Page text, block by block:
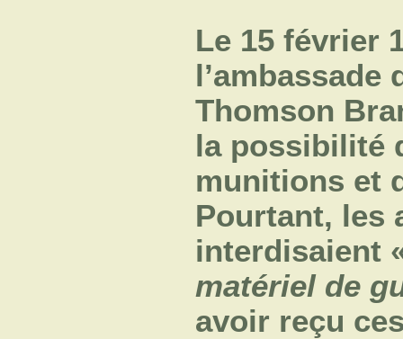
Le 15 février
l’ambassade
Thomson
la possibilité
munitions et
Pourtant, les
interdisaient
matériel de
avoir reçu